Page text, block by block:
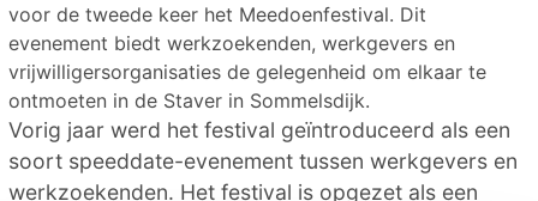
voor de tweede keer het Meedoenfestival. Dit
evenement biedt werkzoekenden, werkgevers en
vrijwilligersorganisaties de gelegenheid om elkaar te
ontmoeten in de Staver in Sommelsdijk.
Vorig jaar werd het festival geïntroduceerd als een
soort speeddate-evenement tussen werkgevers en
werkzoekenden. Het festival is opgezet als een